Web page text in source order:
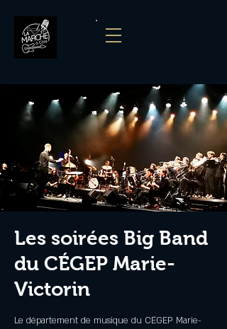
Les soirées Big Band
du CÉGEP Marie-
Victorin
Le département de musique du CÉGEP Marie-